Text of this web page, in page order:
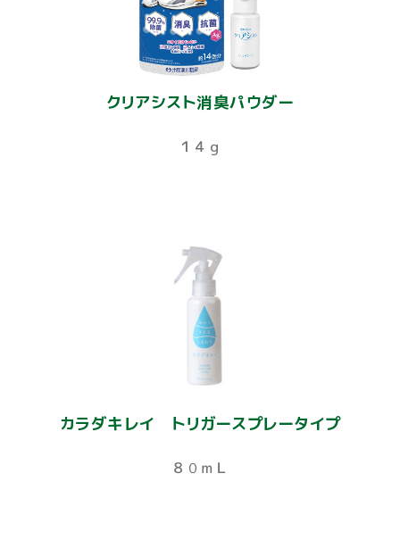
クリアシスト消臭パウダー
１４ｇ
カラダキレイ トリガースプレータイプ
８０ｍＬ